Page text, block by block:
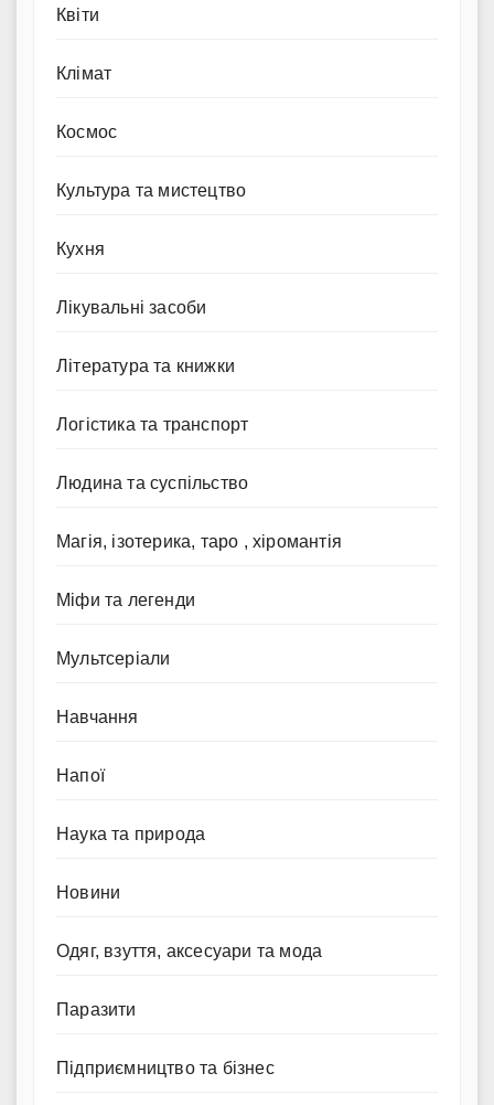
Квіти
Клімат
Космос
Культура та мистецтво
Кухня
Лікувальні засоби
Література та книжки
Логістика та транспорт
Людина та суспільство
Магія, ізотерика, таро , хіромантія
Міфи та легенди
Мультсеріали
Навчання
Напої
Наука та природа
Новини
Одяг, взуття, аксесуари та мода
Паразити
Підприємництво та бізнес